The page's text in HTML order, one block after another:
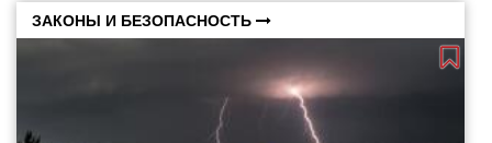
ЗАКОНЫ И БЕЗОПАСНОСТЬ